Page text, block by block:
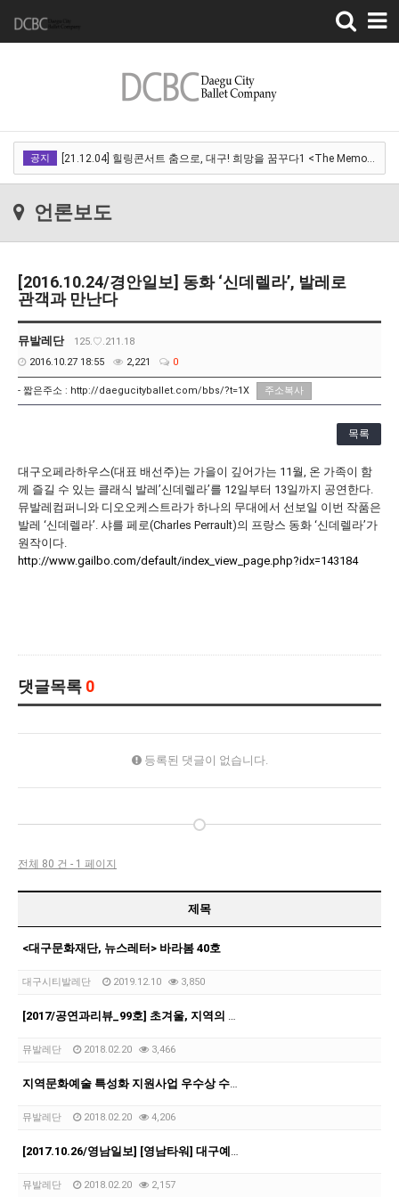
Toggle
navigation
공지 [21.12.04] 힐링콘서트 춤으로, 대구! 희망을 꿈꾸다1 <The Memory of …
[21.11.13] 호두까기인형 아양아트센터
[21.11.13] 호두까기인형 아양아트센터
[21.10.22-23] 대구국제오페라축제<아이다> 오페라하우스
언론보도
[2016.10.24/경안일보] 동화 ‘신데렐라’, 발레로
관객과 만난다
뮤발레단
125.♡.211.18
2016.10.27 18:55
2,221 0
- 짧은주소 : http://daegucityballet.com/bbs/?t=1X 주소복사
목록
대구오페라하우스(대표 배선주)는 가을이 깊어가는 11월, 온 가족이 함
께 즐길 수 있는 클래식 발레’신데렐라’를 12일부터 13일까지 공연한다.
뮤발레컴퍼니와 디오오케스트라가 하나의 무대에서 선보일 이번 작품은
발레 ‘신데렐라’. 샤를 페로(Charles Perrault)의 프랑스 동화 ‘신데렐라’가
원작이다.
http://www.gailbo.com/default/index_view_page.php?idx=143184
댓글목록 0
등록된 댓글이 없습니다.
전체 80 건 - 1 페이지
제목
<대구문화재단, 뉴스레터> 바라봄 40호
대구시티발레단 2019.12.10 3,850
[2017/공연과리뷰_99호] 초겨울, 지역의 춤 공연 두 편
뮤발레단 2018.02.20 3,466
지역문화예술 특성화 지원사업 우수상 수상 <카페 아루스>
뮤발레단 2018.02.20 4,206
[2017.10.26/영남일보] [영남타워] 대구예술계에 바란다
뮤발레단 2018.02.20 2,157